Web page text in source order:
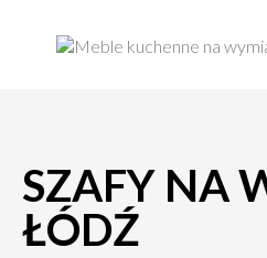
SZAFY NA
ŁÓDŹ